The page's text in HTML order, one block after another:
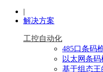
|
解决方案
工控自动化
485口条码
以太网条码
基于组态王